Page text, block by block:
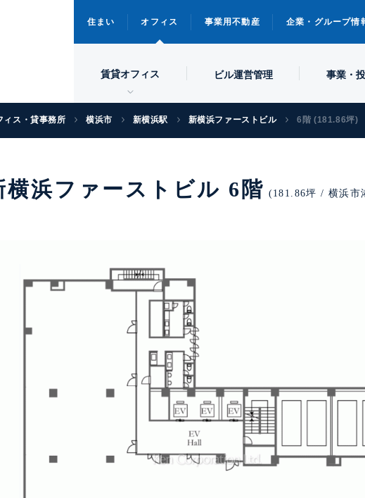
住まい オフィス 事業用不動産 企業・グループ情
賃貸オフィス ビル運営管理 事業・
ィス・貸事務所 横浜市 新横浜駅 新横浜ファーストビル 6階 (181.86坪)
横浜ファーストビル 6階 (181.86坪 / 横浜市